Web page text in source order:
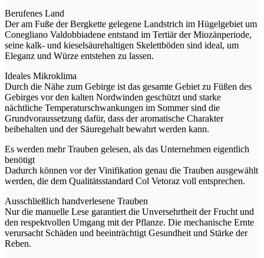
Berufenes Land
Der am Fuße der Bergkette gelegene Landstrich im Hügelgebiet um
Conegliano Valdobbiadene entstand im Tertiär der Miozänperiode,
seine kalk- und kieselsäurehaltigen Skelettböden sind ideal, um
Eleganz und Würze entstehen zu lassen.
Ideales Mikroklima
Durch die Nähe zum Gebirge ist das gesamte Gebiet zu Füßen des
Gebirges vor den kalten Nordwinden geschützt und starke
nächtliche Temperaturschwankungen im Sommer sind die
Grundvoraussetzung dafür, dass der aromatische Charakter
beibehalten und der Säuregehalt bewahrt werden kann.
Es werden mehr Trauben gelesen, als das Unternehmen eigentlich
benötigt
Dadurch können vor der Vinifikation genau die Trauben ausgewählt
werden, die dem Qualitätsstandard Col Vetoraz voll entsprechen.
Ausschließlich handverlesene Trauben
Nur die manuelle Lese garantiert die Unversehrtheit der Frucht und
den respektvollen Umgang mit der Pflanze. Die mechanische Ernte
verursacht Schäden und beeinträchtigt Gesundheit und Stärke der
Reben.